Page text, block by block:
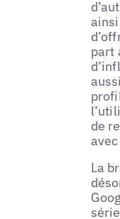
part
de
La